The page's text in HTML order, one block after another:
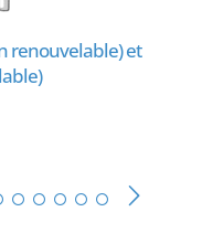
renouvelable) et